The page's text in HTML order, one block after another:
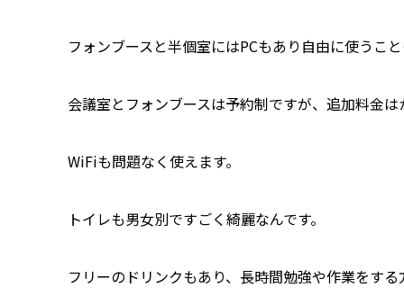
フォンブースと半個室にはPCもあり自由に使うこ
会議室とフォンブースは予約制ですが、追加料金
WiFiも問題なく使えます。
トイレも男女別ですごく綺麗なんです。
フリーのドリンクもあり、長時間勉強や作業をす